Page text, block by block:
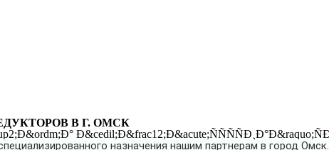
В Г. ОМСК
назначения нашим партнерам в город Омск.